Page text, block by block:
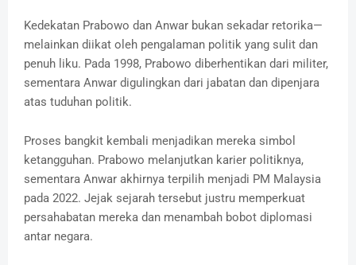
Kedekatan Prabowo dan Anwar bukan sekadar retorika—
melainkan diikat oleh pengalaman politik yang sulit dan
penuh liku. Pada 1998, Prabowo diberhentikan dari militer,
sementara Anwar digulingkan dari jabatan dan dipenjara
atas tuduhan politik.
Proses bangkit kembali menjadikan mereka simbol
ketangguhan. Prabowo melanjutkan karier politiknya,
sementara Anwar akhirnya terpilih menjadi PM Malaysia
pada 2022. Jejak sejarah tersebut justru memperkuat
persahabatan mereka dan menambah bobot diplomasi
antar negara.